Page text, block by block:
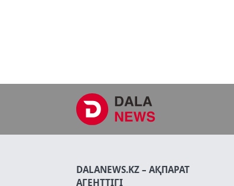
DALANEWS.KZ – АҚПАРАТ
АГЕНТТІГІ